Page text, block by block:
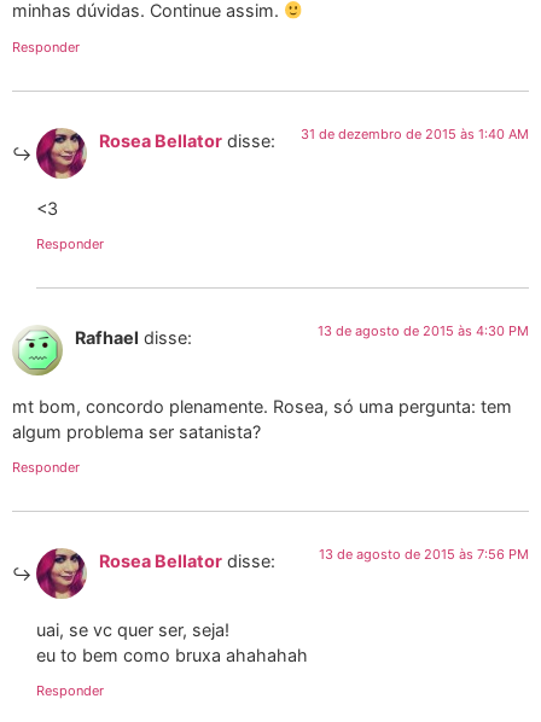
minhas dúvidas. Continue assim.
Responder
Rosea Bellator disse: 31 de dezembro de 2015 às 1:40 AM
<3
Responder
Rafhael disse: 13 de agosto de 2015 às 4:30 PM
mt bom, concordo plenamente. Rosea, só uma pergunta: tem
algum problema ser satanista?
Responder
Rosea Bellator disse: 13 de agosto de 2015 às 7:56 PM
uai, se vc quer ser, seja!
eu to bem como bruxa ahahahah
Responder